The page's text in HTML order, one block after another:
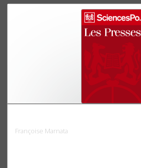
Françoise Marnata